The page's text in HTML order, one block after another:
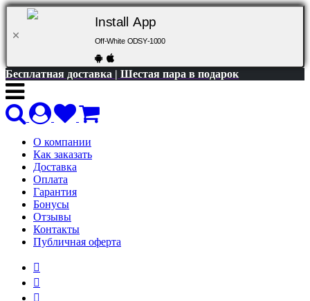
Install App
Off-White ODSY-1000
Бесплатная доставка | Шестая пара в подарок
О компании
Как заказать
Доставка
Оплата
Гарантия
Бонусы
Отзывы
Контакты
Публичная оферта